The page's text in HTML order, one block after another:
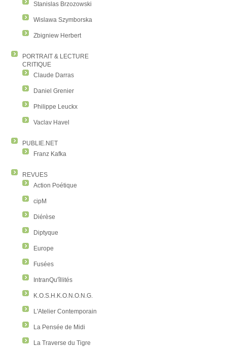
Stanislas Brzozowski
Wislawa Szymborska
Zbigniew Herbert
PORTRAIT & LECTURE
CRITIQUE
Claude Darras
Daniel Grenier
Philippe Leuckx
Vaclav Havel
PUBLIE.NET
Franz Kafka
REVUES
Action Poétique
cipM
Diérèse
Diptyque
Europe
Fusées
IntranQu'îllités
K.O.S.H.K.O.N.O.N.G.
L'Atelier Contemporain
La Pensée de Midi
La Traverse du Tigre